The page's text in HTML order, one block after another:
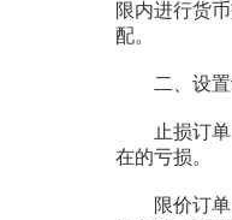
限内进行货
配。
二、设置
止损订单：
在的亏损。
限价订单：